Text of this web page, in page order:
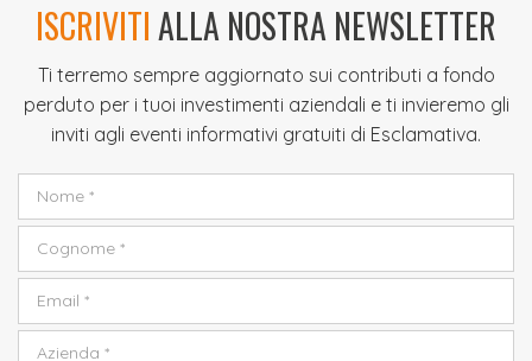
ISCRIVITIALLA NOSTRA NEWSLETTER
Ti terremo sempre aggiornato sui contributi a fondo
perduto per i tuoi investimenti aziendali e ti invieremo gli
inviti agli eventi informativi gratuiti di Esclamativa.